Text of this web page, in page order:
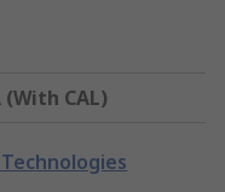
(With CAL)